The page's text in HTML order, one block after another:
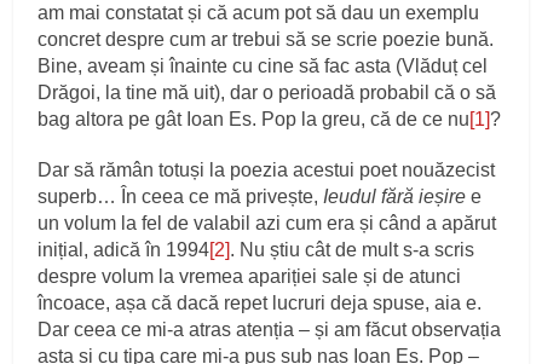
am mai constatat și că acum pot să dau un exemplu
concret despre cum ar trebui să se scrie poezie bună.
Bine, aveam și înainte cu cine să fac asta (Vlăduț cel
Drăgoi, la tine mă uit), dar o perioadă probabil că o să
bag altora pe gât Ioan Es. Pop la greu, că de ce nu[1]?
Dar să rămân totuși la poezia acestui poet nouăzecist
superb… În ceea ce mă privește, Ieudul fără ieșire e
un volum la fel de valabil azi cum era și când a apărut
inițial, adică în 1994[2]. Nu știu cât de mult s-a scris
despre volum la vremea apariției sale și de atunci
încoace, așa că dacă repet lucruri deja spuse, aia e.
Dar ceea ce mi-a atras atenția – și am făcut observația
asta și cu tipa care mi-a pus sub nas Ioan Es. Pop –